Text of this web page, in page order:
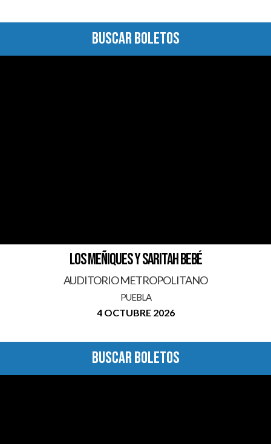
BUSCAR BOLETOS
LOS MEÑIQUES Y SARITAH BEBÉ
AUDITORIO METROPOLITANO
PUEBLA
4 OCTUBRE 2026
BUSCAR BOLETOS